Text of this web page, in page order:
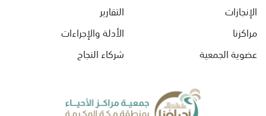
الإنجازات
مراكزنا
عضوية الجمعية
التقارير
الأدلة والإجراءات
شركاء النجاح